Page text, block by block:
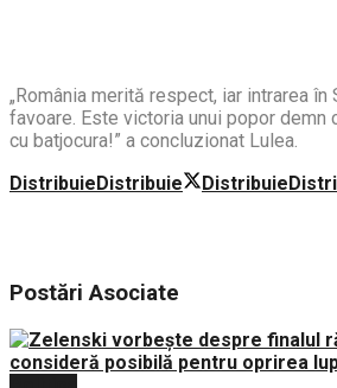
„România merită respect, iar intrarea în
favoare. Este victoria unui popor demn
cu batjocura!” a concluzionat Lulea.
DistribuieDistribuie Distribuie
PostăriAsociate